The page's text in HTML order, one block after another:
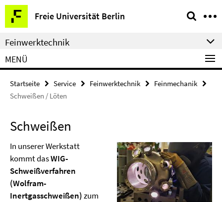
Springe
direkt
zu
Inhalt
Freie Universität Berlin
Service-
Navigation
Feinwerktechnik
MENÜ
Startseite Service Feinwerktechnik
Feinmechanik
Schweißen / Löten
Schweißen
In unserer Werkstatt
kommt dasWIG-
Schweißverfahren
(Wolfram-
Inertgasschweißen)zum